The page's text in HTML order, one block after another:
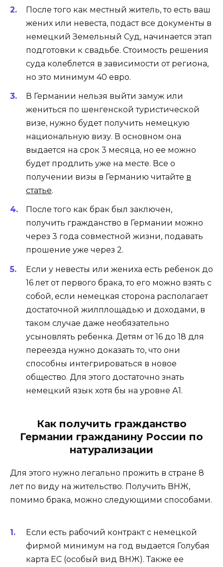
После того как местный житель, то есть ваш
жених или невеста, подаст все документы в
немецкий Земельный Суд, начинается этап
подготовки к свадьбе. Стоимость решения
суда колеблется в зависимости от региона,
но это минимум 40 евро.
В Германии нельзя выйти замуж или
жениться по шенгенской туристической
визе, нужно будет получить немецкую
национальную визу. В основном она
выдается на срок 3 месяца, но ее можно
будет продлить уже на месте. Все о
получении визы в Германию читайте в
статье.
После того как брак был заключен,
получить гражданство в Германии можно
через 3 года совместной жизни, подавать
прошение уже через 2.
Если у невесты или жениха есть ребенок до
16 лет от первого брака, то его можно взять с
собой, если немецкая сторона располагает
достаточной жилплощадью и доходами, в
таком случае даже необязательно
усыновлять ребенка. Детям от 16 до 18 для
переезда нужно доказать то, что они
способны интегрироваться в новое
общество. Для этого достаточно знать
немецкий язык хотя бы на уровне А1.
Как получить гражданство
Германии гражданину России по
натурализации
Для этого нужно легально прожить в стране 8
лет по виду на жительство. Получить ВНЖ,
помимо брака, можно следующими способами.
Если есть рабочий контракт с немецкой
фирмой минимум на год выдается Голубая
карта ЕС (особый вид ВНЖ). Также ее